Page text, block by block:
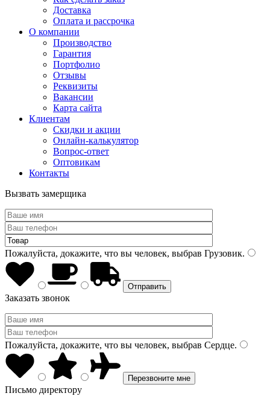
Доставка
Оплата и рассрочка
О компании
Производство
Гарантия
Портфолио
Отзывы
Реквизиты
Вакансии
Карта сайта
Клиентам
Скидки и акции
Онлайн-калькулятор
Вопрос-ответ
Оптовикам
Контакты
Вызвать замерщика
Пожалуйста, докажите, что вы человек, выбрав Грузовик.
Заказать звонок
Пожалуйста, докажите, что вы человек, выбрав Сердце.
Письмо директору